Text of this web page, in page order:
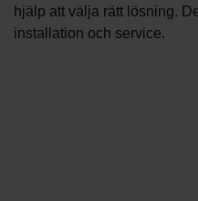
hjälp att välja rätt lösning.
installation och service.